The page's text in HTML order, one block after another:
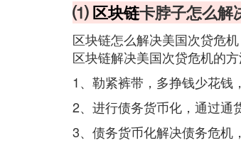
⑴区块链卡脖子怎么解
区块链怎么解决美国次贷危机
区块链解决美国次贷危机的方
1、勒紧裤带，多挣钱少花钱
2、进行债务货币化，通过通
3、债务货币化解决债务危机